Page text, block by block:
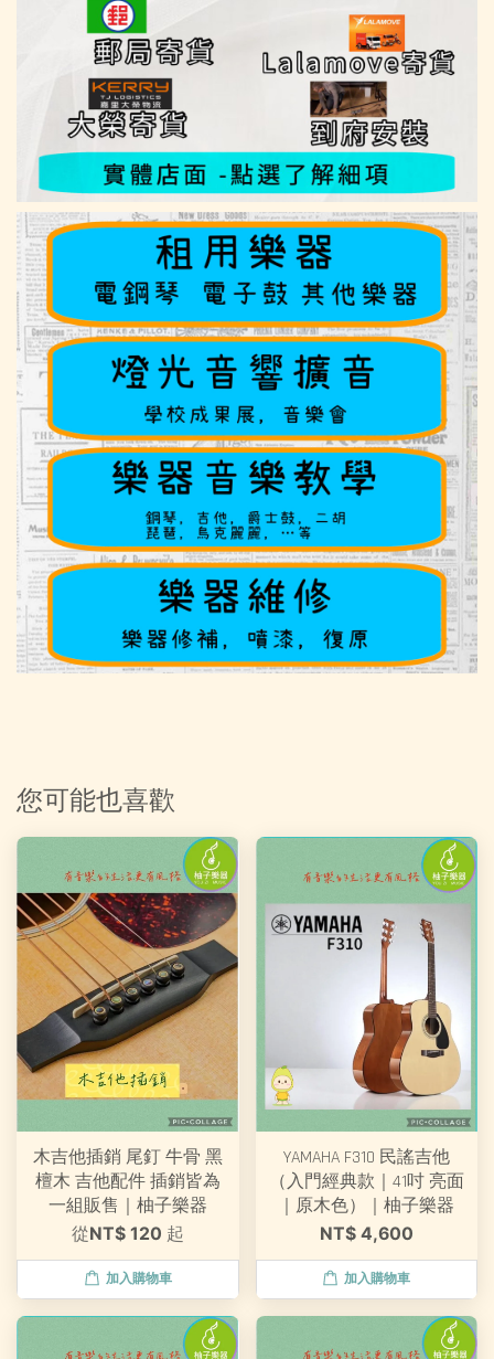
您可能也喜歡
木吉他插銷 尾釘 牛骨 黑
檀木 吉他配件 插銷皆為
一組販售｜柚子樂器
從NT$ 120 起
加入購物車
YAMAHA F310 民謠吉他
（入門經典款｜41吋 亮面
｜原木色）｜柚子樂器
NT$ 4,600
加入購物車